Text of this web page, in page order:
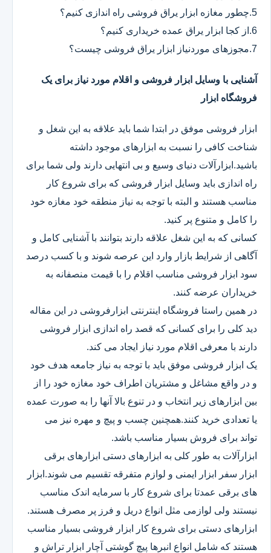
5.چطور مغازه ابزار یراق فروشی راه اندازی کنیم؟
6.از کجا ابزار یراق عمده خریداری کنیم؟
7.مجوزهای موردنیاز ابزار یراق فروشی چیست؟
آشنایی با وسایل ابزار فروشی و اقلام مورد نیاز برای یک
فروشگاه ابزار
ابزار فروشی موفق در ابتدا شما باید علاقه به این شغل و
شناخت کافی را نسبت به ابزارهای موجود داشته
باشید.ابزارآلات دنیای وسیع و بی انتهایی دارند ولی شما برای
راه اندازی باید وسایل ابزار فروشی که برای شروع کار
مناسب هستند و البته با توجه به نیاز منطقه خود مغازه خود
را کامل و متنوع پر کنید.
کسانی که به این شغل علاقه دارند بتوانند با آشنایی کامل و
آگاهی از شرایط بازار وارد این عرصه شوند و با کسب درصد
سود ابزار فروشی مناسب اقلام را با قیمت منصفانه به
خریداران عرضه کنند.
در همین راستا فروشگاه اینترنتی ابزارفروشی در این مقاله
دید کلی را برای کسانی که قصد راه اندازی ابزار فروشی
دارند با معرفی اقلام مورد نیاز ایجاد می کند.
یک ابزار فروشی موفق باید با توجه به نیاز جامعه هدف خود
و در واقع مشاغل و مشتریان اطراف خود مغازه خود را از
بین ابزارهای زیر انتخاب و در تنوع بالا آنها را به صورت عمده
یا تعدادی خرید کنند.همچنین چسب و پیچ و مهره نیز می
تواند برای فروش بسیار مناسب باشد.
ابزارآلات به طور کلی به ابزارهای دستی ابزارهای برقی
ابزار سفر ابزار ایمنی و لوازم متفرقه تقسیم می شوند.ابزار
های برقی عمدتا برای شروع کار با سرمایه اندک مناسب
نیستند ولی لوازمی مثل انواع دریل و فرز پر مصرف هستند.
ابزارهای دستی برای شروع کار ابزار فروشی بسیار مناسب
هستند که شامل انواع انبرها پیچ گوشتی آچار ابزار تراش و